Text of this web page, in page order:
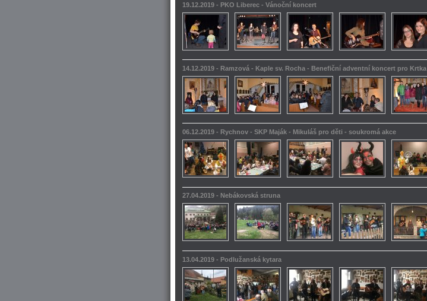
19.12.2019 - PKO Liberec - Vánoční koncert
14.12.2019 - Ramzová - Kaple sv. Rocha - Benefiční adventní koncert pro Krtka
06.12.2019 - Rychnov - SKP Maják - Mikuláš pro děti - soukromá akce
27.04.2019 - Nebákovská struna
13.04.2019 - Podlužanská kytara